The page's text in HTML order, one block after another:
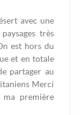
avec une
très
est hors du
et en totale
partager au
Merci
première